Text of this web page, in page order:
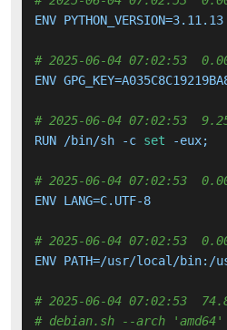
ENV PYTHON_VERSION=3.11.13
# 2025-06-04 07:02:53  0.00B
ENV
# 2025-06-04 07:02:53
RUN /bin/sh -c set
# 2025-06-04 07:02:53
ENV LANG=C.UTF-8
# 2025-06-04 07:02:53
ENV PATH=/usr/local/
# 2025-06-04 07:02:53
# debian.sh --arch 'amd64'